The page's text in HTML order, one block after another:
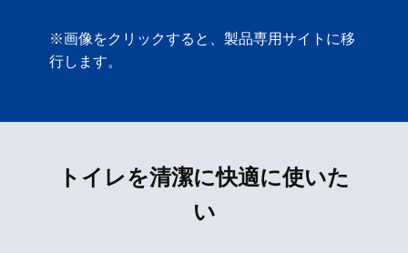
※画像をクリックすると、製品専用サイトに移
行します。
トイレを清潔に快適に使いた
い